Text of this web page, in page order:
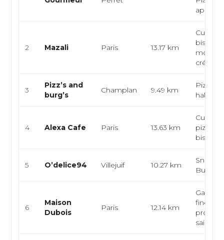
apériti...
2 Mazali Paris 13.17 km
Cuisine
créatifs
3
Pizz’s and
burg’s
Champlan 9.49 km
halal
4 Alexa Cafe Paris 13.63 km
Cuisine
bistro,
5 O’delice94 Villejuif 10.27 km
Snack,
Burger,
6
Maison
Dubois
Paris 12.14 km
fine
saison